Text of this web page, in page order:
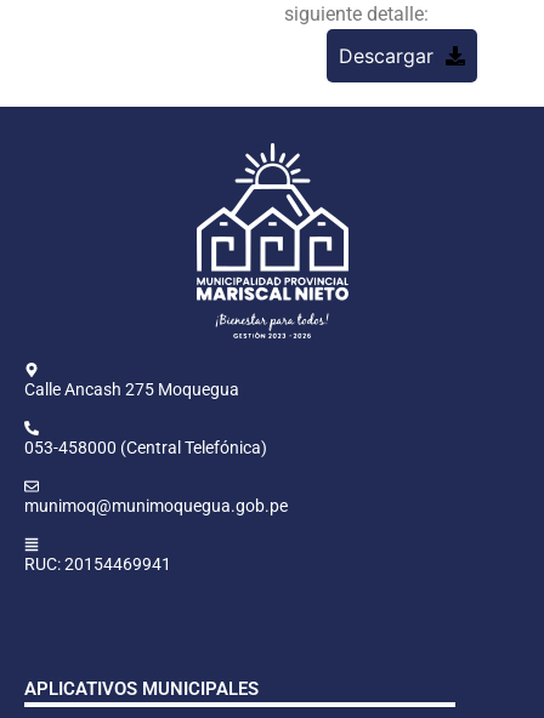
siguiente detalle:
Descargar
Calle Ancash 275 Moquegua
053-458000 (Central Telefónica)
munimoq@munimoquegua.gob.pe
RUC: 20154469941
APLICATIVOS MUNICIPALES